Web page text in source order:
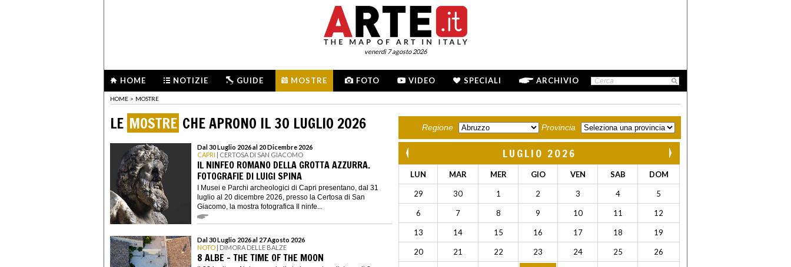
venerdì 7 agosto 2026
HOME NOTIZIE GUIDE MOSTRE FOTO VIDEO SPECIALI ARCHIVIO
HOME > MOSTRE
LE MOSTRE CHE APRONO IL 30 LUGLIO 2026
Dal 30 Luglio 2026 al 20 Dicembre 2026
CAPRI | CERTOSA DI SAN GIACOMO
IL NINFEO ROMANO DELLA GROTTA AZZURRA.
FOTOGRAFIE DI LUIGI SPINA
I Musei e Parchi archeologici di Capri presentano, dal 31
luglio al 20 dicembre 2026, presso la Certosa di San
Giacomo, la mostra fotografica Il ninfe...
Dal 30 Luglio 2026 al 27 Agosto 2026
NOTO | DIMORA DELLE BALZE
8 ALBE - THE TIME OF THE MOON
Regione Provincia
LUGLIO 2026
LUN MAR MER GIO VEN SAB DOM
29 30 1 2 3 4 5
6 7 8 9 10 11 12
13 14 15 16 17 18 19
20 21 22 23 24 25 26